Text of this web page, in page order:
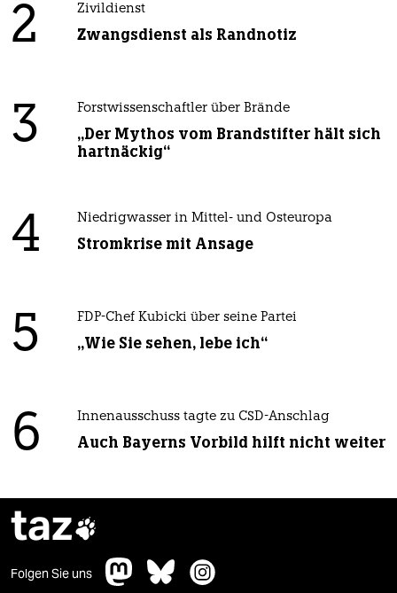
2 Zivildienst
Zwangsdienst als Randnotiz
3 Forstwissenschaftler über Brände
„Der Mythos vom Brandstifter hält sich
hartnäckig“
4 Niedrigwasser in Mittel- und Osteuropa
Stromkrise mit Ansage
5 FDP-Chef Kubicki über seine Partei
„Wie Sie sehen, lebe ich“
6 Innenausschuss tagte zu CSD-Anschlag
Auch Bayerns Vorbild hilft nicht weiter
taz
Folgen Sie uns